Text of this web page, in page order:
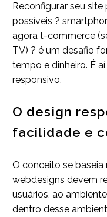
Reconfigurar seu
possíveis ?
agora t-commerce
TV) ? é um desafio
tempo e dinheiro. É
responsivo.
O design
facilidade e
O conceito se baseia
webdesigns devem
usuários, ao
dentro desse